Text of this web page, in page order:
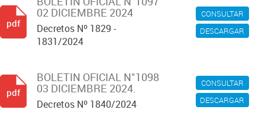
CONSULTAR
DESCARGAR
02 DICIEMBRE 2024
Decretos Nº 1829 -
1831/2024
pdf
CONSULTAR
DESCARGAR
BOLETIN OFICIAL N°1098
03 DICIEMBRE 2024.
Decretos Nº 1840/2024
pdf